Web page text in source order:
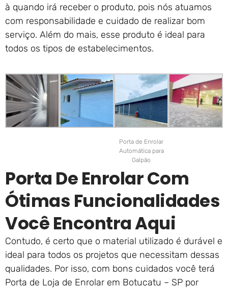
à quando irá receber o produto, pois nós atuamos
com responsabilidade e cuidado de realizar bom
serviço. Além do mais, esse produto é ideal para
todos os tipos de estabelecimentos.
Porta de Enrolar
Automática para
Galpão
Porta De Enrolar Com
Ótimas Funcionalidades
Você Encontra Aqui
Contudo, é certo que o material utilizado é durável e
ideal para todos os projetos que necessitam dessas
qualidades. Por isso, com bons cuidados você terá
Porta de Loja de Enrolar em Botucatu – SP por